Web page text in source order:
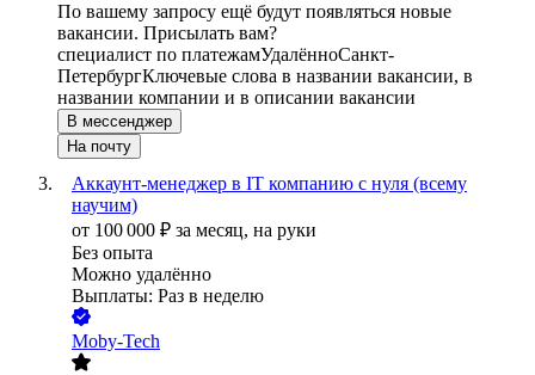
По вашему запросу ещё будут появляться новые
вакансии. Присылать вам?
специалист по платежамУдалённоСанкт-
ПетербургКлючевые слова в названии вакансии, в
названии компании и в описании вакансии
В мессенджер
На почту
Аккаунт-менеджер в IT компанию с нуля (всему
научим)
от 100 000 ₽ за месяц, на руки
Без опыта
Можно удалённо
Выплаты: Раз в неделю
Moby-Tech